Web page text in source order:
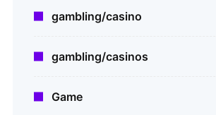
gambling/casino
gambling/casinos
Game